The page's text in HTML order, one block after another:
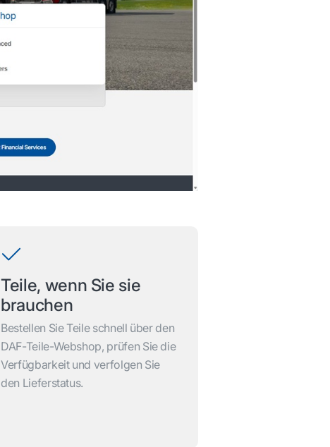
Teile, wenn Sie sie
brauchen
Bestellen Sie Teile schnell über den
DAF-Teile-Webshop, prüfen Sie die
Verfügbarkeit und verfolgen Sie
den Lieferstatus.